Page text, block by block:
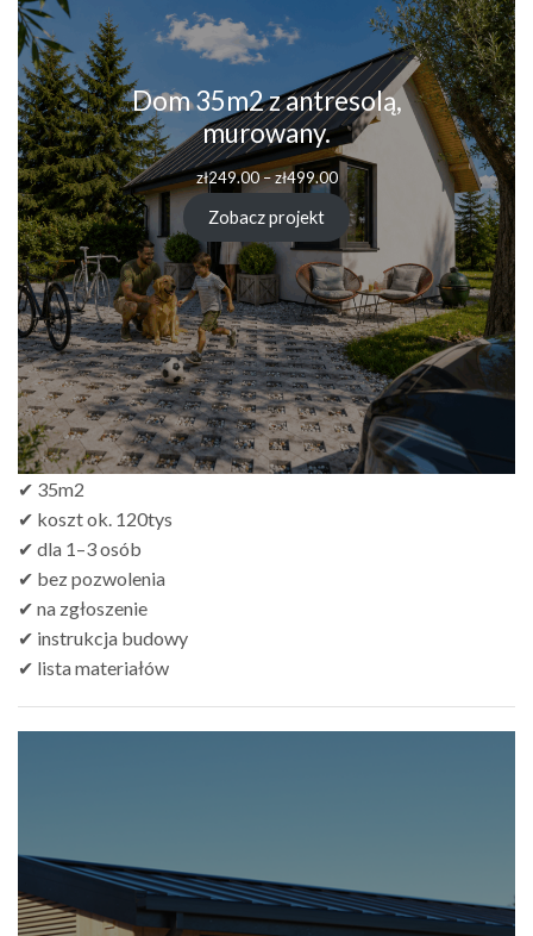
Dom 35m2 z antresolą,
murowany.
zł249.00–zł499.00
Zobacz projekt
✔ 35m2
✔ koszt ok. 120tys
✔ dla 1–3 osób
✔ bez pozwolenia
✔ na zgłoszenie
✔ instrukcja budowy
✔ lista materiałów